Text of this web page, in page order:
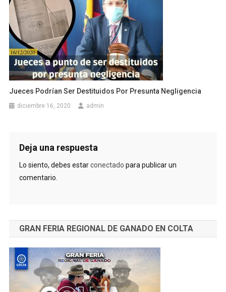
Jueces Podrían Ser Destituidos Por Presunta Negligencia
diciembre 16, 2020 admin
Deja una respuesta
Lo siento, debes estarconectado para publicar un
comentario.
GRAN FERIA REGIONAL DE GANADO EN COLTA